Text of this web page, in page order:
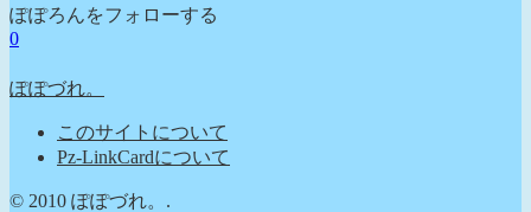
ぽぽろんをフォローする
0
ぽぽづれ。
このサイトについて
Pz-LinkCardについて
© 2010 ぽぽづれ。.